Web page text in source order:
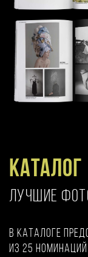
Каталог
ЛУЧШИЕ
В каталоге
из 25